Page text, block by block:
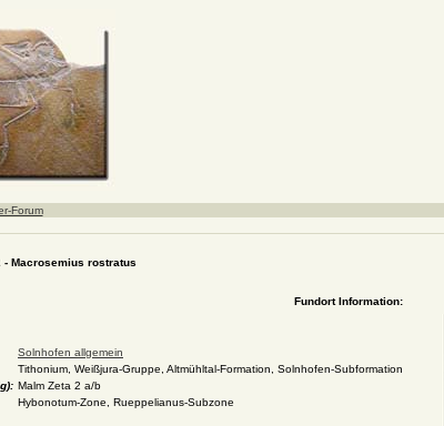
Forum
- Macrosemius rostratus
Fundort Information:
Solnhofen allgemein
Tithonium, Weißjura-Gruppe, Altmühltal-Formation, Solnhofen-Subformation
Malm Zeta 2 a/b
Hybonotum-Zone, Rueppelianus-Subzone